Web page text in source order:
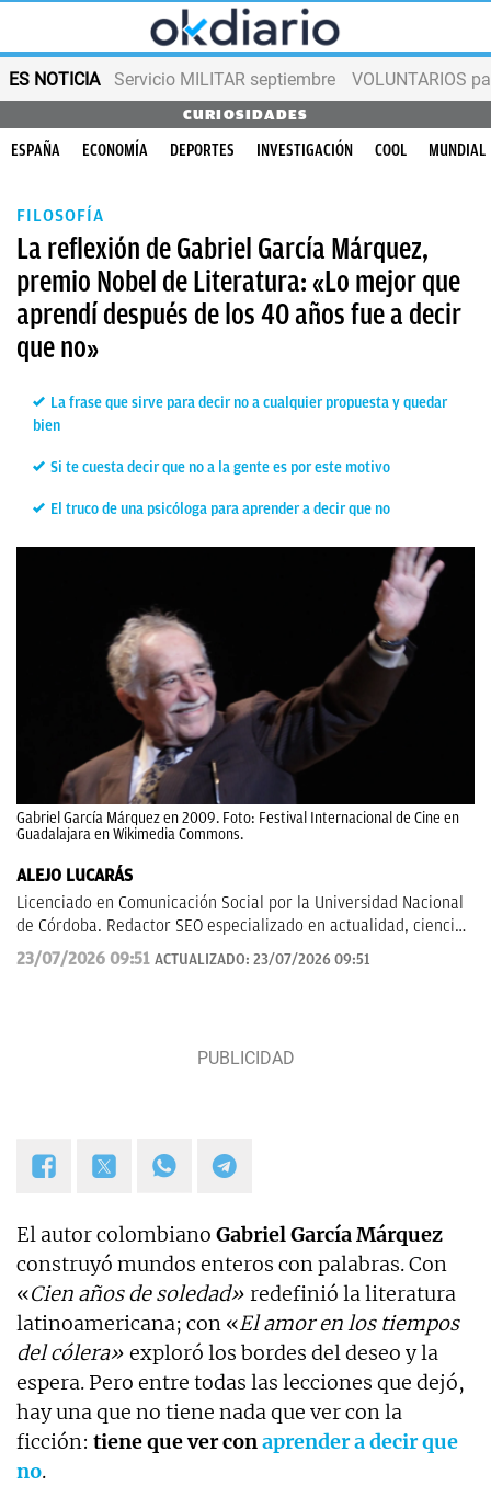
ES NOTICIA Servicio MILITAR septiembre VOLUNTARIOS
CURIOSIDADES
ESPAÑA ECONOMÍA DEPORTES INVESTIGACIÓN COOL MUNDIAL
FILOSOFÍA
La reflexión de Gabriel García Márquez,
premio Nobel de Literatura: «Lo mejor que
aprendí después de los 40 años fue a decir
que no»
La frase que sirve para decir no a cualquier propuesta y quedar
bien
Si te cuesta decir que no a la gente es por este motivo
El truco de una psicóloga para aprender a decir que no
Gabriel García Márquez en 2009. Foto: Festival Internacional de Cine en
Guadalajara en Wikimedia Commons.
ALEJO LUCARÁS
Licenciado en Comunicación Social por la Universidad Nacional
de Córdoba. Redactor SEO especializado en actualidad, ciencia
aplicada, tecnología y fenómenos sociales, con un enfoque
divulgativo y orientado a explicar al lector cómo los grandes
23/07/2026 09:51 ACTUALIZADO: 23/07/2026 09:51
El autor colombiano Gabriel García Márquez
construyó mundos enteros con palabras. Con
«Cien años de soledad» redefinió la literatura
latinoamericana; con «El amor en los tiempos
del cólera» exploró los bordes del deseo y la
espera. Pero entre todas las lecciones que dejó,
hay una que no tiene nada que ver con la
ficción: tiene que ver conaprendera decir que
no.